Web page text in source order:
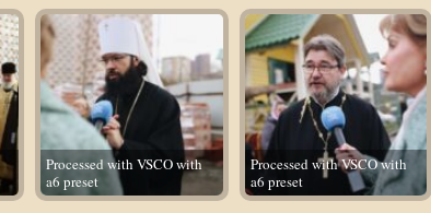
Processed with VSCO with
a6 preset
Processed with VSCO with
a6 preset